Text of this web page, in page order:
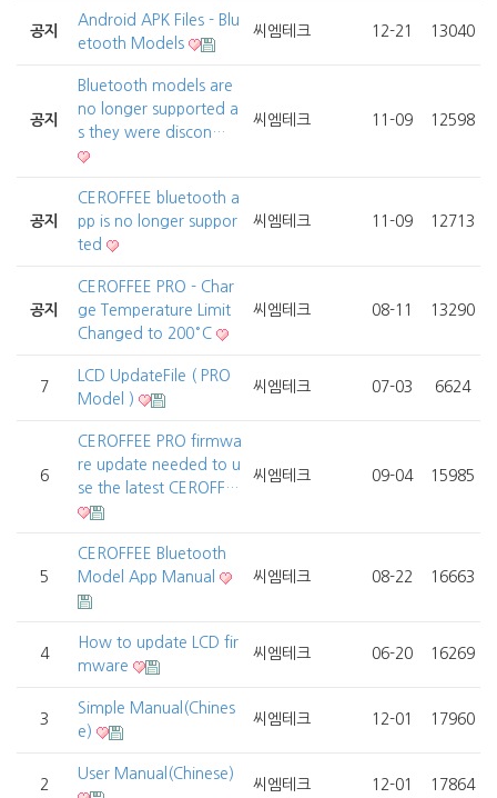
공지
Android APK Files - Blu
etooth Models
씨엠테크 12-21 13040
공지
Bluetooth models are
no longer supported a
s they were discon…
씨엠테크 11-09 12598
공지
CEROFFEE bluetooth a
pp is no longer suppor
ted
씨엠테크 11-09 12713
공지
CEROFFEE PRO - Char
ge Temperature Limit
Changed to 200°C
씨엠테크 08-11 13290
7
LCD UpdateFile ( PRO
Model )
씨엠테크 07-03 6624
6
CEROFFEE PRO firmwa
re update needed to u
se the latest CEROFF…
씨엠테크 09-04 15985
5
CEROFFEE Bluetooth
Model App Manual
씨엠테크 08-22 16663
4
How to update LCD fir
mware
씨엠테크 06-20 16269
3
Simple Manual(Chines
e)
씨엠테크 12-01 17960
2
User Manual(Chinese)
씨엠테크 12-01 17864